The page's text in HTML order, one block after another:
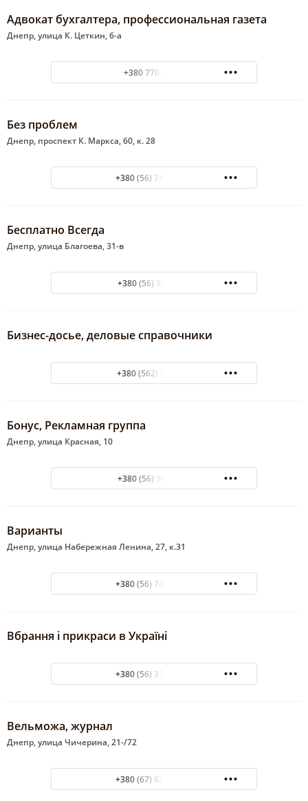
Адвокат бухгалтера, профессиональная газета
Днепр, улица К. Цеткин, 6-а
+380 770-65-31
Без проблем
Днепр, проспект К. Маркса, 60, к. 28
+380 (56) 744-11-65
Бесплатно Всегда
Днепр, улица Благоева, 31-в
+380 (56) 35-77-52
Бизнес-досье, деловые справочники
+380 (562) 340-900
Бонус, Рекламная группа
Днепр, улица Красная, 10
+380 (56) 36-26-46
Варианты
Днепр, улица Набережная Ленина, 27, к.31
+380 (56) 744-34-10
Вбрання і прикраси в Україні
+380 (56) 371-07-27
Вельможа, журнал
Днепр, улица Чичерина, 21-/72
+380 (67) 635-70-15